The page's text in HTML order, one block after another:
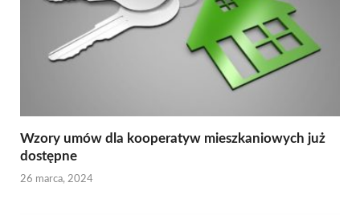
Wzory umów dla kooperatyw mieszkaniowych już
dostępne
26 marca, 2024